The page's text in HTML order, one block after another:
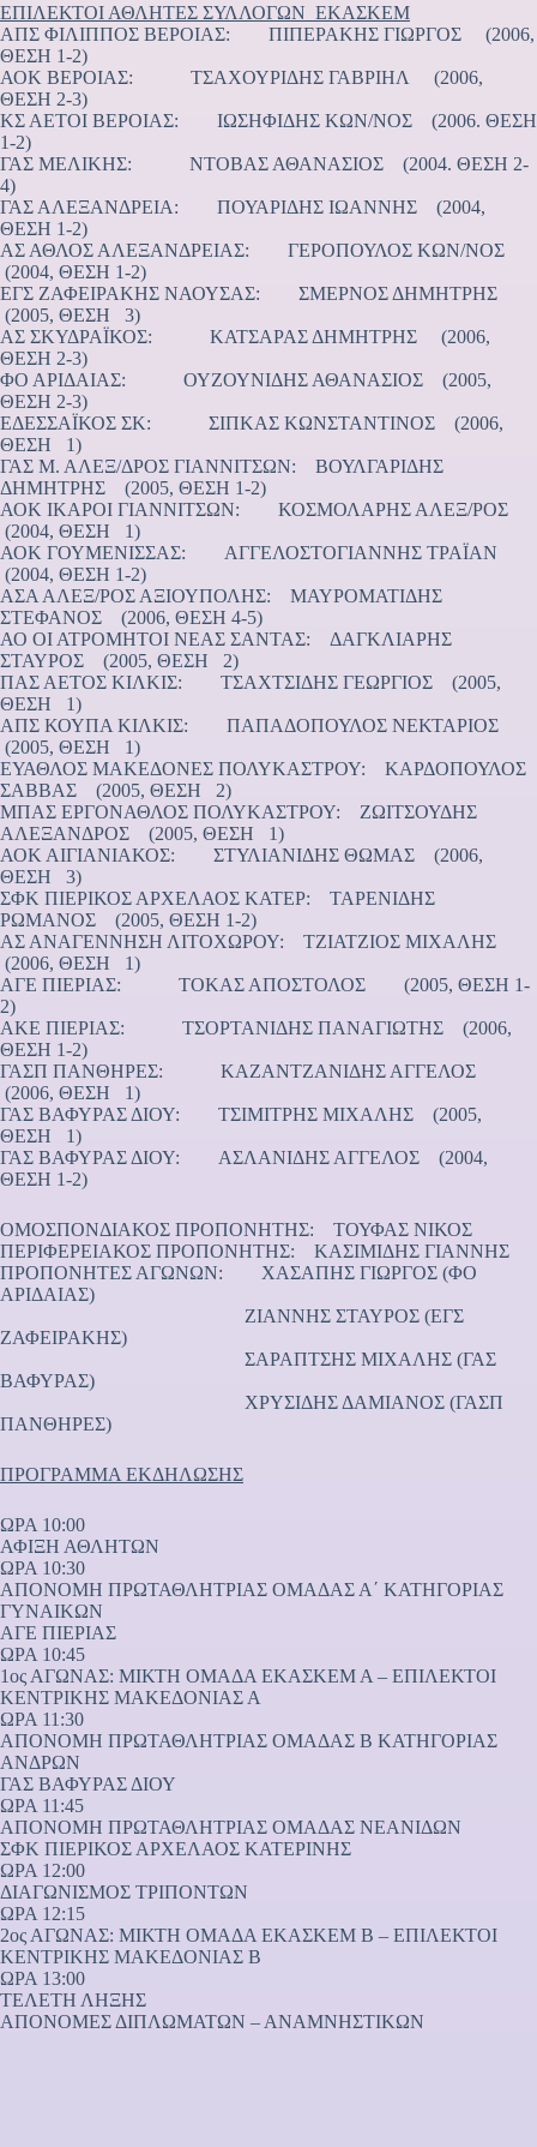
ΕΠΙΛΕΚΤΟΙ ΑΘΛΗΤΕΣ ΣΥΛΛΟΓΩΝ ΕΚΑΣΚΕΜ
ΑΠΣ ΦΙΛΙΠΠΟΣ ΒΕΡΟΙΑΣ: ΠΙΠΕΡΑΚΗΣ ΓΙΩΡΓΟΣ (2006,
ΘΕΣΗ 1-2)
ΑΟΚ ΒΕΡΟΙΑΣ: ΤΣΑΧΟΥΡΙΔΗΣ ΓΑΒΡΙΗΛ (2006,
ΘΕΣΗ 2-3)
ΚΣ ΑΕΤΟΙ ΒΕΡΟΙΑΣ: ΙΩΣΗΦΙΔΗΣ ΚΩΝ/ΝΟΣ (2006. ΘΕΣΗ
1-2)
ΓΑΣ ΜΕΛΙΚΗΣ: ΝΤΟΒΑΣ ΑΘΑΝΑΣΙΟΣ (2004. ΘΕΣΗ 2-
4)
ΓΑΣ ΑΛΕΞΑΝΔΡΕΙΑ: ΠΟΥΑΡΙΔΗΣ ΙΩΑΝΝΗΣ (2004,
ΘΕΣΗ 1-2)
ΑΣ ΑΘΛΟΣ ΑΛΕΞΑΝΔΡΕΙΑΣ: ΓΕΡΟΠΟΥΛΟΣ ΚΩΝ/ΝΟΣ
(2004, ΘΕΣΗ 1-2)
ΕΓΣ ΖΑΦΕΙΡΑΚΗΣ ΝΑΟΥΣΑΣ: ΣΜΕΡΝΟΣ ΔΗΜΗΤΡΗΣ
(2005, ΘΕΣΗ 3)
ΑΣ ΣΚΥΔΡΑΪΚΟΣ: ΚΑΤΣΑΡΑΣ ΔΗΜΗΤΡΗΣ (2006,
ΘΕΣΗ 2-3)
ΦΟ ΑΡΙΔΑΙΑΣ: ΟΥΖΟΥΝΙΔΗΣ ΑΘΑΝΑΣΙΟΣ (2005,
ΘΕΣΗ 2-3)
ΕΔΕΣΣΑΪΚΟΣ ΣΚ: ΣΙΠΚΑΣ ΚΩΝΣΤΑΝΤΙΝΟΣ (2006,
ΘΕΣΗ 1)
ΓΑΣ Μ. ΑΛΕΞ/ΔΡΟΣ ΓΙΑΝΝΙΤΣΩΝ: ΒΟΥΛΓΑΡΙΔΗΣ
ΔΗΜΗΤΡΗΣ (2005, ΘΕΣΗ 1-2)
ΑΟΚ ΙΚΑΡΟΙ ΓΙΑΝΝΙΤΣΩΝ: ΚΟΣΜΟΛΑΡΗΣ ΑΛΕΞ/ΡΟΣ
(2004, ΘΕΣΗ 1)
ΑΟΚ ΓΟΥΜΕΝΙΣΣΑΣ: ΑΓΓΕΛΟΣΤΟΓΙΑΝΝΗΣ ΤΡΑΪΑΝ
(2004, ΘΕΣΗ 1-2)
ΑΣΑ ΑΛΕΞ/ΡΟΣ ΑΞΙΟΥΠΟΛΗΣ: ΜΑΥΡΟΜΑΤΙΔΗΣ
ΣΤΕΦΑΝΟΣ (2006, ΘΕΣΗ 4-5)
ΑΟ ΟΙ ΑΤΡΟΜΗΤΟΙ ΝΕΑΣ ΣΑΝΤΑΣ: ΔΑΓΚΛΙΑΡΗΣ
ΣΤΑΥΡΟΣ (2005, ΘΕΣΗ 2)
ΠΑΣ ΑΕΤΟΣ ΚΙΛΚΙΣ: ΤΣΑΧΤΣΙΔΗΣ ΓΕΩΡΓΙΟΣ (2005,
ΘΕΣΗ 1)
ΑΠΣ ΚΟΥΠΑ ΚΙΛΚΙΣ: ΠΑΠΑΔΟΠΟΥΛΟΣ ΝΕΚΤΑΡΙΟΣ
(2005, ΘΕΣΗ 1)
ΕΥΑΘΛΟΣ ΜΑΚΕΔΟΝΕΣ ΠΟΛΥΚΑΣΤΡΟΥ: ΚΑΡΔΟΠΟΥΛΟΣ
ΣΑΒΒΑΣ (2005, ΘΕΣΗ 2)
ΜΠΑΣ ΕΡΓΟΝΑΘΛΟΣ ΠΟΛΥΚΑΣΤΡΟΥ: ΖΩΙΤΣΟΥΔΗΣ
ΑΛΕΞΑΝΔΡΟΣ (2005, ΘΕΣΗ 1)
ΑΟΚ ΑΙΓΙΑΝΙΑΚΟΣ: ΣΤΥΛΙΑΝΙΔΗΣ ΘΩΜΑΣ (2006,
ΘΕΣΗ 3)
ΣΦΚ ΠΙΕΡΙΚΟΣ ΑΡΧΕΛΑΟΣ ΚΑΤΕΡ: ΤΑΡΕΝΙΔΗΣ
ΡΩΜΑΝΟΣ (2005, ΘΕΣΗ 1-2)
ΑΣ ΑΝΑΓΕΝΝΗΣΗ ΛΙΤΟΧΩΡΟΥ: ΤΖΙΑΤΖΙΟΣ ΜΙΧΑΛΗΣ
(2006, ΘΕΣΗ 1)
ΑΓΕ ΠΙΕΡΙΑΣ: ΤΟΚΑΣ ΑΠΟΣΤΟΛΟΣ (2005, ΘΕΣΗ 1-
2)
ΑΚΕ ΠΙΕΡΙΑΣ: ΤΣΟΡΤΑΝΙΔΗΣ ΠΑΝΑΓΙΩΤΗΣ (2006,
ΘΕΣΗ 1-2)
ΓΑΣΠ ΠΑΝΘΗΡΕΣ: ΚΑΖΑΝΤΖΑΝΙΔΗΣ ΑΓΓΕΛΟΣ
(2006, ΘΕΣΗ 1)
ΓΑΣ ΒΑΦΥΡΑΣ ΔΙΟΥ: ΤΣΙΜΙΤΡΗΣ ΜΙΧΑΛΗΣ (2005,
ΘΕΣΗ 1)
ΓΑΣ ΒΑΦΥΡΑΣ ΔΙΟΥ: ΑΣΛΑΝΙΔΗΣ ΑΓΓΕΛΟΣ (2004,
ΘΕΣΗ 1-2)
ΟΜΟΣΠΟΝΔΙΑΚΟΣ ΠΡΟΠΟΝΗΤΗΣ: ΤΟΥΦΑΣ ΝΙΚΟΣ
ΠΕΡΙΦΕΡΕΙΑΚΟΣ ΠΡΟΠΟΝΗΤΗΣ: ΚΑΣΙΜΙΔΗΣ ΓΙΑΝΝΗΣ
ΠΡΟΠΟΝΗΤΕΣ ΑΓΩΝΩΝ: ΧΑΣΑΠΗΣ ΓΙΩΡΓΟΣ (ΦΟ
ΑΡΙΔΑΙΑΣ)
ΖΙΑΝΝΗΣ ΣΤΑΥΡΟΣ (ΕΓΣ
ΖΑΦΕΙΡΑΚΗΣ)
ΣΑΡΑΠΤΣΗΣ ΜΙΧΑΛΗΣ (ΓΑΣ
ΒΑΦΥΡΑΣ)
ΧΡΥΣΙΔΗΣ ΔΑΜΙΑΝΟΣ (ΓΑΣΠ
ΠΑΝΘΗΡΕΣ)
ΠΡΟΓΡΑΜΜΑ ΕΚΔΗΛΩΣΗΣ
ΩΡΑ 10:00
ΑΦΙΞΗ ΑΘΛΗΤΩΝ
ΩΡΑ 10:30
ΑΠΟΝΟΜΗ ΠΡΩΤΑΘΛΗΤΡΙΑΣ ΟΜΑΔΑΣ Α΄ ΚΑΤΗΓΟΡΙΑΣ
ΓΥΝΑΙΚΩΝ
ΑΓΕ ΠΙΕΡΙΑΣ
ΩΡΑ 10:45
1ος ΑΓΩΝΑΣ: ΜΙΚΤΗ ΟΜΑΔΑ ΕΚΑΣΚΕΜ Α – ΕΠΙΛΕΚΤΟΙ
ΚΕΝΤΡΙΚΗΣ ΜΑΚΕΔΟΝΙΑΣ Α
ΩΡΑ 11:30
ΑΠΟΝΟΜΗ ΠΡΩΤΑΘΛΗΤΡΙΑΣ ΟΜΑΔΑΣ Β ΚΑΤΗΓΟΡΙΑΣ
ΑΝΔΡΩΝ
ΓΑΣ ΒΑΦΥΡΑΣ ΔΙΟΥ
ΩΡΑ 11:45
ΑΠΟΝΟΜΗ ΠΡΩΤΑΘΛΗΤΡΙΑΣ ΟΜΑΔΑΣ ΝΕΑΝΙΔΩΝ
ΣΦΚ ΠΙΕΡΙΚΟΣ ΑΡΧΕΛΑΟΣ ΚΑΤΕΡΙΝΗΣ
ΩΡΑ 12:00
ΔΙΑΓΩΝΙΣΜΟΣ ΤΡΙΠΟΝΤΩΝ
ΩΡΑ 12:15
2ος ΑΓΩΝΑΣ: ΜΙΚΤΗ ΟΜΑΔΑ ΕΚΑΣΚΕΜ Β – ΕΠΙΛΕΚΤΟΙ
ΚΕΝΤΡΙΚΗΣ ΜΑΚΕΔΟΝΙΑΣ Β
ΩΡΑ 13:00
ΤΕΛΕΤΗ ΛΗΞΗΣ
ΑΠΟΝΟΜΕΣ ΔΙΠΛΩΜΑΤΩΝ – ΑΝΑΜΝΗΣΤΙΚΩΝ